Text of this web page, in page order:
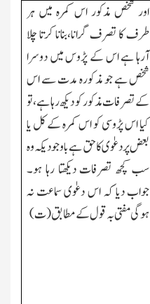
اور شخص مذکور اس کمرہ میں ہر
طرف کا تصرف گرانا،بنانا کرتا چلا
آرہا ہے اس کے پڑوس میں دوسرا
شخص ہے جو مذکورہ مدت سے اس
کے تصرفات مذکور کو دیکھ رہا ہے،تو
کیا اس پڑوسی کو اس کمرہ کے کل یا
بعض پر دعوٰی کا حق ہے باوجود یکہ وہ
سب کچھ تصرفات دیکھتا رہا ہو۔
جواب دیا کہ اس دعوٰی سماعت نہ
ہوگی مفتی بہ قول کے مطابق(ت)